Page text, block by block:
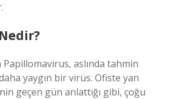
Papillomavirus, aslında tahmin
yaygın bir virüs. Ofiste yan
geçen gün anlattığı gibi, çoğu